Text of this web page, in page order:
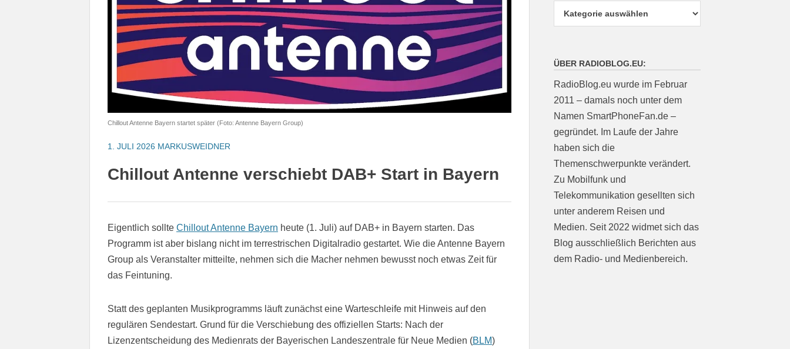
Chillout Antenne Bayern startet später (Foto: Antenne Bayern Group)
1. JULI 2026 MARKUSWEIDNER
Chillout Antenne verschiebt DAB+ Start in Bayern
Eigentlich sollte Chillout Antenne Bayern heute (1. Juli) auf DAB+ in Bayern starten. Das
Programm ist aber bislang nicht im terrestrischen Digitalradio gestartet. Wie die Antenne Bayern
Group als Veranstalter mitteilte, nehmen sich die Macher nehmen bewusst noch etwas Zeit für
das Feintuning.
Statt des geplanten Musikprogramms läuft zunächst eine Warteschleife mit Hinweis auf den
regulären Sendestart. Grund für die Verschiebung des offiziellen Starts: Nach der
Lizenzentscheidung des Medienrats der Bayerischen Landeszentrale für Neue Medien (BLM)
ÜBER RADIOBLOG.EU:
RadioBlog.eu wurde im Februar
2011 – damals noch unter dem
Namen SmartPhoneFan.de –
gegründet. Im Laufe der Jahre
haben sich die
Themenschwerpunkte verändert.
Zu Mobilfunk und
Telekommunikation gesellten sich
unter anderem Reisen und
Medien. Seit 2022 widmet sich das
Blog ausschließlich Berichten aus
dem Radio- und Medienbereich.